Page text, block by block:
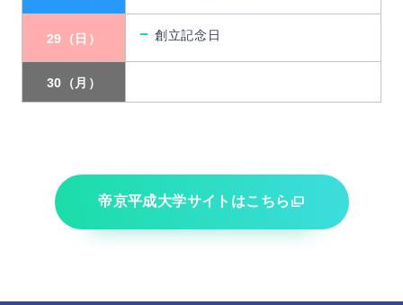
29（日） 創立記念日
30（月）
帝京平成大学サイトはこちら